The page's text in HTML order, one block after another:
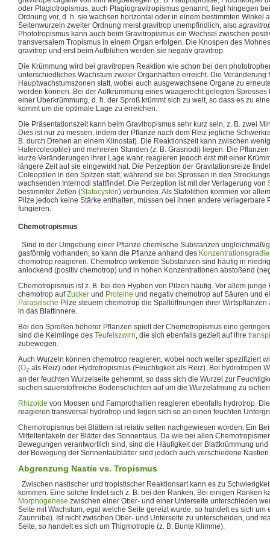
oder Plagiotropismus, auch Plagiogravitropismus genannt, liegt hingegen
Ordnung vor, d. h. sie wachsen horizontal oder in einem bestimmten Winkel
Seitenwurzeln zweiter Ordnung meist gravitrop unempfindlich, also
Phototropismus kann auch beim Gravitropismus ein Wechsel zwischen
transversalem Tropismus in einem Organ erfolgen. Die Knospen des
gravitrop und erst beim Aufblühen werden sie negativ gravitrop.
Die Krümmung wird bei gravitropen Reaktion wie schon bei den
unterschiedliches Wachstum zweier Organhälften erreicht. Die Veränderung
Hauptwachstumszonen statt, wobei auch ausgewachsene Organe zu
werden können. Bei der Aufkrümmung eines waagerecht gelegten Sprosses
einer Überkrümmung, d. h. der Sproß krümmt sich zu weit, so dass es zu
kommt um die optimale Lage zu erreichen.
Die Präsentationszeit kann beim Gravitropismus sehr kurz sein, z. B. zwei
Dies ist nur zu messen, indem der Pflanze nach dem Reiz jegliche
B. durch Drehen an einem Klinostat). Die Reaktionszeit kann zwischen
Hafercoleoptile) und mehreren Stunden (z. B. Grasnodi) liegen. Die
kurze Veränderungen ihrer Lage wahr, reagieren jedoch erst mit einer
längere Zeit auf sie eingewirkt hat. Die Perzeption der Gravitationsreize
Coleoptilen in den Spitzen statt, während sie bei Sprossen in den
wachsenden Internodi stattfindet. Die Perzeption ist mit der Verlagerung von
bestimmter Zellen (Statocysten) verbunden. Als Statolithen kommen vor
Pilze jedoch keine Stärke enthalten, müssen bei ihnen andere verlagerbare
fungieren.
Chemotropismus
Sind in der Umgebung einer Pflanze chemische Substanzen
gasförmig vorhanden, so kann die Pflanze anhand des
chemotrop reagieren. Chemotrop wirkende Substanzen sind häufig in
anlockend (positiv chemotrop) und in hohen Konzentrationen abstoßend
Chemotropismus ist z. B. bei den Hyphen von Pilzen häufig. Vor allem junge
chemotrop aufZucker und Proteine und negativ chemotrop auf Säuren und
Parasitische Pilze steuern chemotrop die Spaltöffnungen ihrer
in das Blattinnere.
Bei den Sproßen höherer Pflanzen spielt der Chemotropismus eine
sind die Keimlinge des Teufelszwirn, die sich ebenfalls gezielt auf ihre
zubewegen.
Auch Wurzeln können chemotrop reagieren, wobei noch weiter spezifiziert
(O2 als Reiz) oder Hydrotropismus (Feuchtigkeit als Reiz). Bei hydrotropen
an der feuchten Wurzelseite gehemmt, so dass sich die Wurzel zur
suchen sauerstoffreiche Bodenschichten auf um die Wurzelatmung zu
Rhizoide von Moosen und Farnprothallien reagieren ebenfalls hydrotrop.
reagieren transversal hydrotrop und legen sich so an einen feuchten
Chemotropismus bei Blättern ist relativ selten nachgewiesen worden. Ein
Mitteltentakeln der Blätter des Sonnentaus. Da wie bei allen
Bewegungen verantwortlich sind, sind die Häufigkeit der Blattkrümmung
der Bewegung der Sonnentaublätter sind jedoch auch verschiedene
Abgrenzung Nastie vs. Tropismus
Zwischen nastischer und tropistischer Reaktionsart kann es zu
kommen. Eine solche findet sich z. B. bei den Ranken. Bei einigen Ranken
Morphogenese zwischen einer Ober- und einer Unterseite unterschieden
Seite mit Wachstum, egal welche Seite gereizt wurde, so handelt es sich um
Zaunrübe). Ist nicht zwischen Ober- und Unterseite zu unterscheiden, und
Seite, so handelt es sich um Thigmotropie (z. B. Bunte Klimme).